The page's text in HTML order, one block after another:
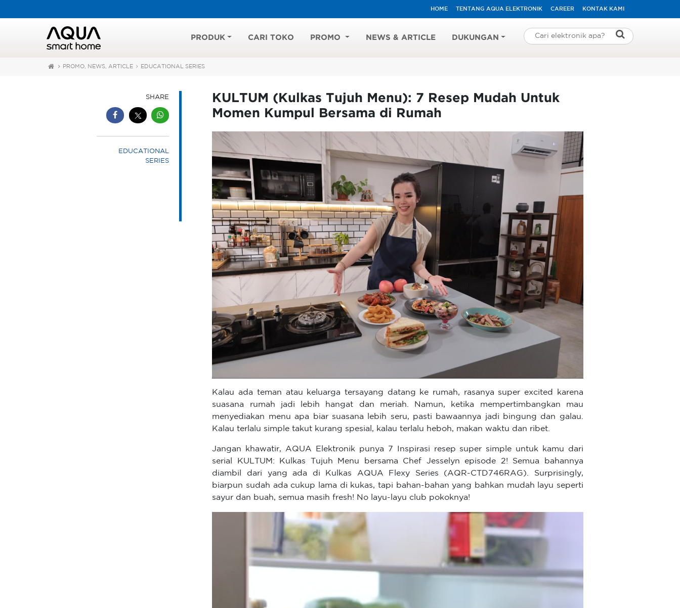
HOME TENTANG AQUA ELEKTRONIK CAREER KONTAK KAMI
PRODUK CARI TOKO PROMO NEWS & ARTICLE DUKUNGAN
PROMO, NEWS, ARTICLE EDUCATIONAL SERIES
SHARE
EDUCATIONAL
SERIES
KULTUM (Kulkas Tujuh Menu): 7 Resep Mudah Untuk
Momen Kumpul Bersama di Rumah
Kalau ada teman atau keluarga tersayang datang ke rumah, rasanya super excited karena
suasana rumah jadi lebih hangat dan meriah. Namun, ketika mempertimbangkan mau
menyediakan menu apa biar suasana lebih seru, pasti bawaannya jadi bingung dan galau.
Kalau terlalu simple takut kurang spesial, kalau terlalu heboh, makan waktu dan ribet.
Jangan khawatir, AQUA Elektronik punya 7 Inspirasi resep super simple untuk kamu dari
serial KULTUM: Kulkas Tujuh Menu bersama Chef Jesselyn episode 2! Semua bahannya
diambil dari yang ada di Kulkas AQUA Flexy Series (AQR-CTD746RAG). Surprisingly,
biarpun sudah ada cukup lama di kukas, tapi bahan-bahan yang bahkan mudah layu seperti
sayur dan buah, semua masih fresh! No layu-layu club pokoknya!